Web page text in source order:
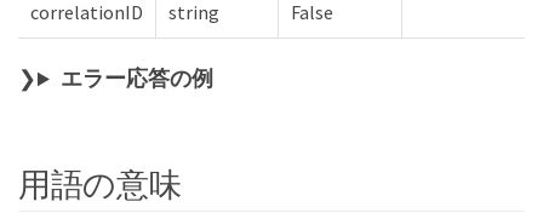
correlationID string False
エラー応答の例
用語の意味